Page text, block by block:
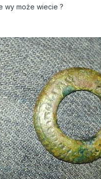
wy może wiecie ?